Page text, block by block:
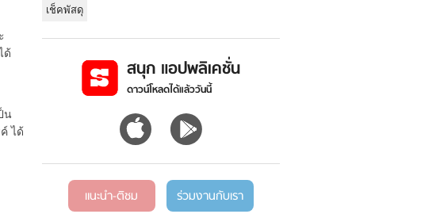
ด้
น
ได้
เช็คพัสดุ
สนุก แอปพลิเคชั่น
ดาวน์โหลดได้แล้ววันนี้
แนะนำ-ติชม ร่วมงานกับเรา